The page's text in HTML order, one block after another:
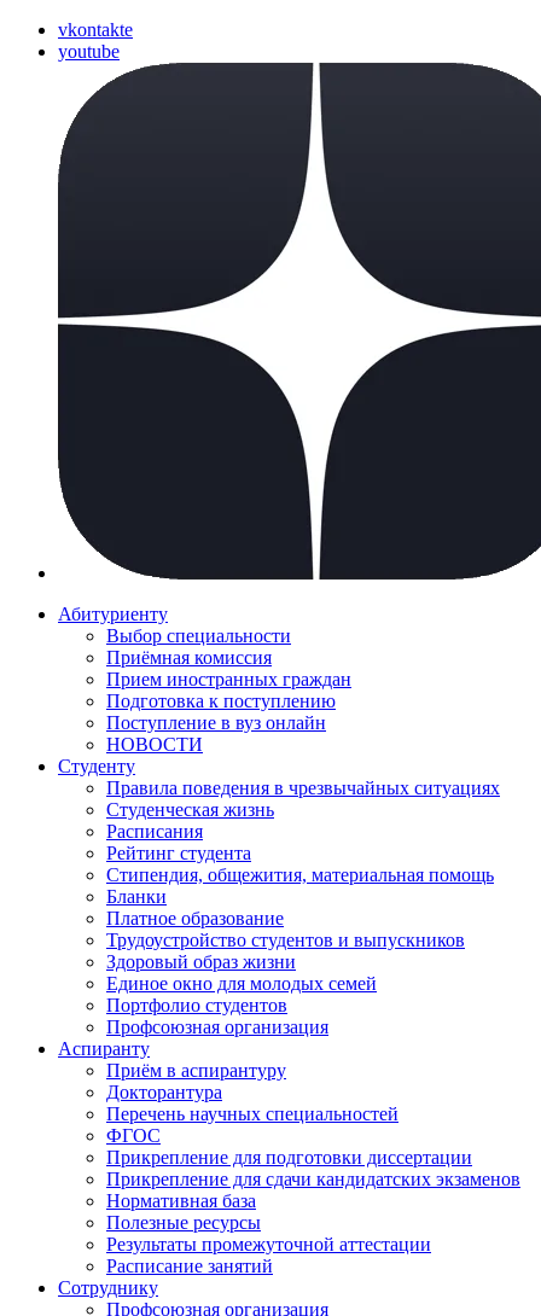
vkontakte
youtube
Абитуриенту
Выбор специальности
Приёмная комиссия
Прием иностранных граждан
Подготовка к поступлению
Поступление в вуз онлайн
НОВОСТИ
Студенту
Правила поведения в чрезвычайных ситуациях
Студенческая жизнь
Расписания
Рейтинг студента
Стипендия, общежития, материальная помощь
Бланки
Платное образование
Трудоустройство студентов и выпускников
Здоровый образ жизни
Единое окно для молодых семей
Портфолио студентов
Профсоюзная организация
Аспиранту
Приём в аспирантуру
Докторантура
Перечень научных специальностей
ФГОС
Прикрепление для подготовки диссертации
Прикрепление для сдачи кандидатских экзаменов
Нормативная база
Полезные ресурсы
Результаты промежуточной аттестации
Расписание занятий
Сотруднику
Профсоюзная организация